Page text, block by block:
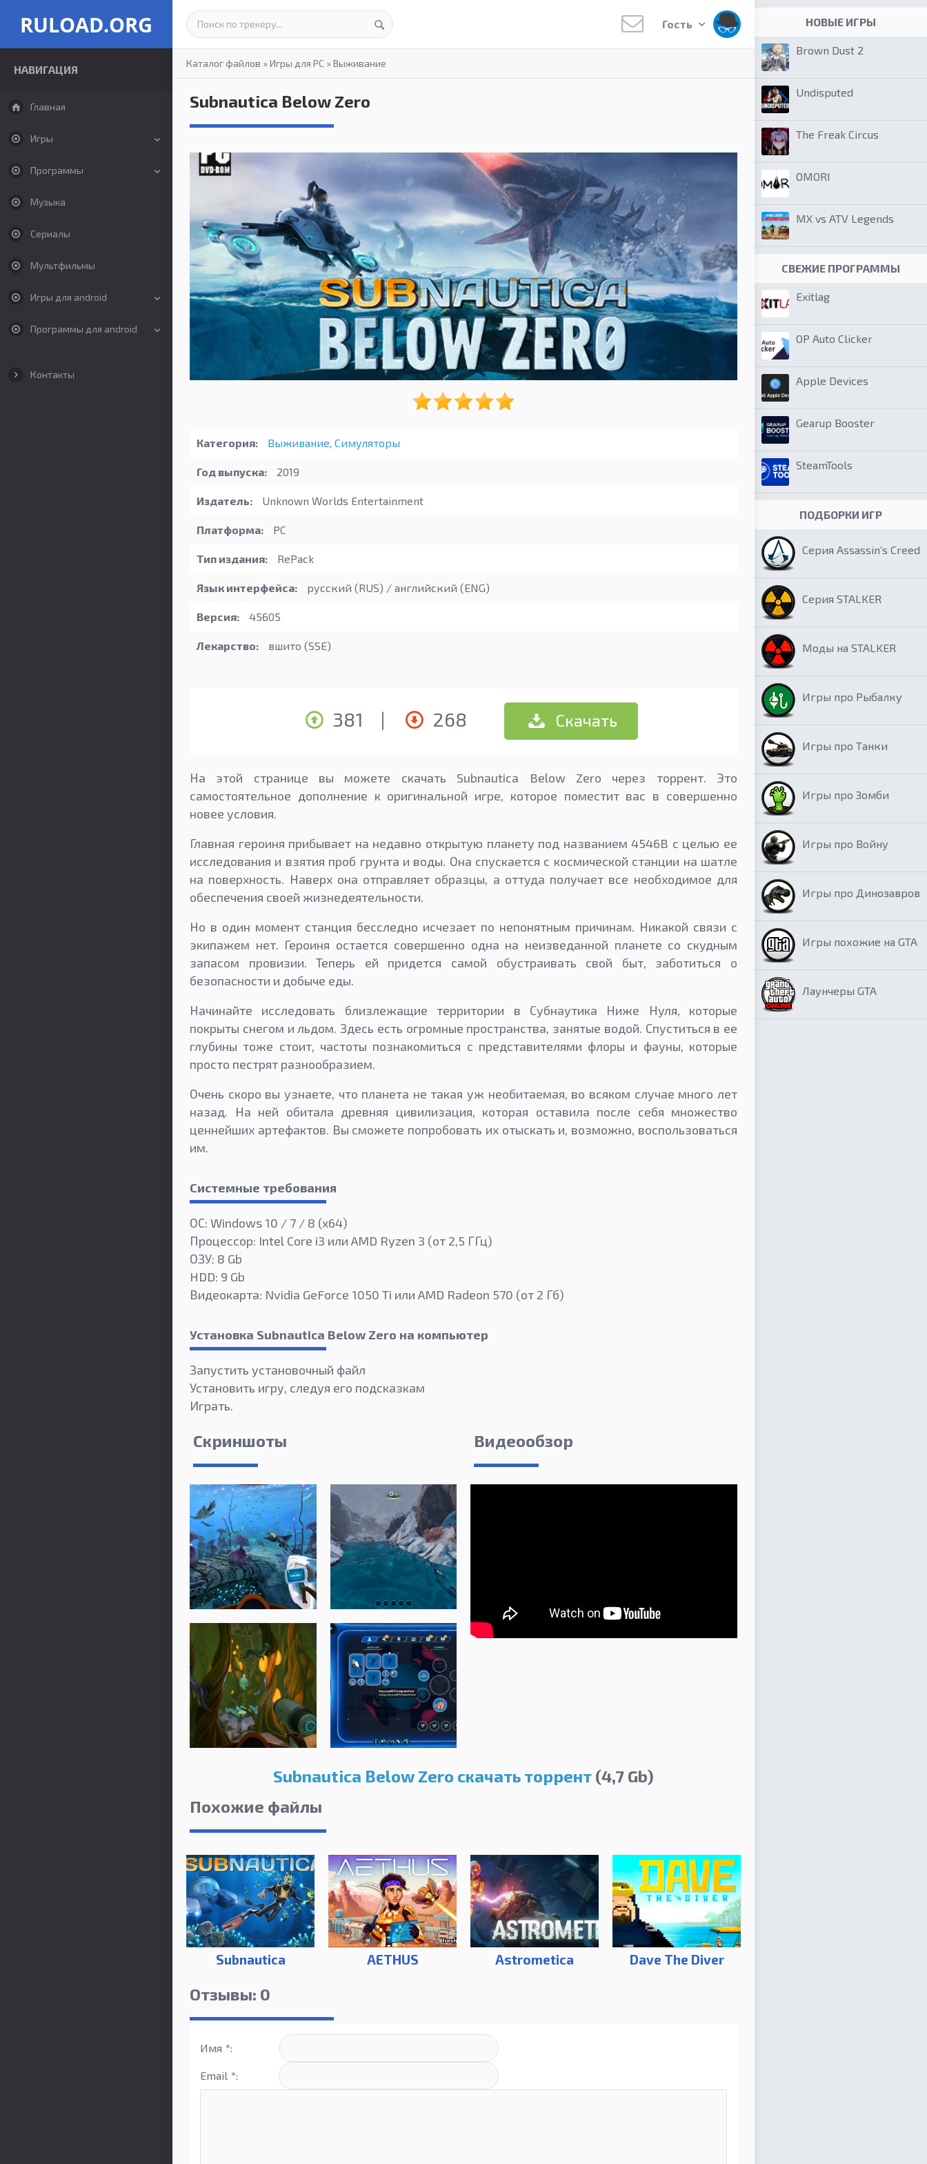
RULOAD.ORG
НАВИГАЦИЯ
Главная
Игры
Программы
Музыка
Сериалы
Мультфильмы
Игры для android
Программы для android
Контакты
Гость
Каталог файлов »Игры для PC »Выживание
Subnautica Below Zero
Категория: Выживание, Симуляторы
Год выпуска: 2019
Издатель: Unknown Worlds Entertainment
Платформа: PC
Тип издания: RePack
Язык интерфейса: русский (RUS) / английский (ENG)
Версия: 45605
Лекарство: вшито (SSE)
381 | 268 Скачать
На этой странице вы можете скачать Subnautica Below Zero через торрент. Это
самостоятельное дополнение к оригинальной игре, которое поместит вас в совершенно
новее условия.
Главная героиня прибывает на недавно открытую планету под названием 4546B с целью ее
исследования и взятия проб грунта и воды. Она спускается с космической станции на шатле
на поверхность. Наверх она отправляет образцы, а оттуда получает все необходимое для
обеспечения своей жизнедеятельности.
Но в один момент станция бесследно исчезает по непонятным причинам. Никакой связи с
экипажем нет. Героиня остается совершенно одна на неизведанной планете со скудным
запасом провизии. Теперь ей придется самой обустраивать свой быт, заботиться о
безопасности и добыче еды.
Начинайте исследовать близлежащие территории в Субнаутика Ниже Нуля, которые
покрыты снегом и льдом. Здесь есть огромные пространства, занятые водой. Спуститься в ее
глубины тоже стоит, частоты познакомиться с представителями флоры и фауны, которые
просто пестрят разнообразием.
Очень скоро вы узнаете, что планета не такая уж необитаемая, во всяком случае много лет
назад. На ней обитала древняя цивилизация, которая оставила после себя множество
ценнейших артефактов. Вы сможете попробовать их отыскать и, возможно, воспользоваться
им.
Системные требования
ОС: Windows 10 / 7 / 8 (x64)
Процессор: Intel Core i3 или AMD Ryzen 3 (от 2,5 ГГц)
ОЗУ: 8 Gb
HDD: 9 Gb
Видеокарта: Nvidia GeForce 1050 Ti или AMD Radeon 570 (от 2 Гб)
Установка Subnautica Below Zero на компьютер
Запустить установочный файл
Установить игру, следуя его подсказкам
Играть.
Скриншоты Видеообзор
Subnautica Below Zero скачать торрент (4,7 Gb)
Похожие файлы
Subnautica AETHUS Astrometica Dave The Diver
Отзывы: 0
Имя *:
Email *:
НОВЫЕ ИГРЫ
Brown Dust 2
Undisputed
The Freak Circus
OMORI
MX vs ATV Legends
СВЕЖИЕ ПРОГРАММЫ
Exitlag
OP Auto Clicker
Apple Devices
Gearup Booster
SteamTools
ПОДБОРКИ ИГР
Серия Assassin’s Creed
Серия STALKER
Моды на STALKER
Игры про Рыбалку
Игры про Танки
Игры про Зомби
Игры про Войну
Игры про Динозавров
Игры похожие на GTA
Лаунчеры GTA